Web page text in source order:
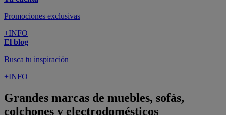
Promociones exclusivas
+INFO
El blog
Busca tu inspiración
+INFO
Grandes marcas de muebles, sofás,
colchones y electrodomésticos